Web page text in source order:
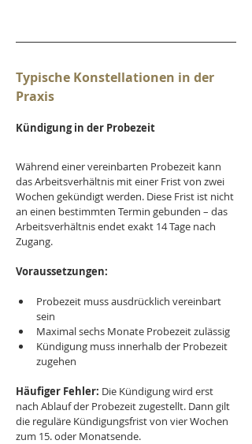
Typische Konstellationen in der
Praxis
Kündigung in der Probezeit
Während einer vereinbarten Probezeit kann
das Arbeitsverhältnis mit einer Frist von zwei
Wochen gekündigt werden. Diese Frist ist nicht
an einen bestimmten Termin gebunden – das
Arbeitsverhältnis endet exakt 14 Tage nach
Zugang.
Voraussetzungen:
Probezeit muss ausdrücklich vereinbart
sein
Maximal sechs Monate Probezeit zulässig
Kündigung muss innerhalb der Probezeit
zugehen
Häufiger Fehler: Die Kündigung wird erst
nach Ablauf der Probezeit zugestellt. Dann gilt
die reguläre Kündigungsfrist von vier Wochen
zum 15. oder Monatsende.